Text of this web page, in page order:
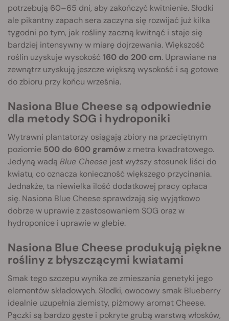
potrzebują 60–65 dni, aby zakończyć kwitnienie. Słodki
ale pikantny zapach sera zaczyna się rozwijać już kilka
tygodni po tym, jak rośliny zaczną kwitnąć i staje się
bardziej intensywny w miarę dojrzewania. Większość
roślin uzyskuje wysokość 160 do 200 cm. Uprawiane na
zewnątrz uzyskują jeszcze większą wysokość i są gotowe
do zbioru przy końcu września.
Nasiona Blue Cheese są odpowiednie
dla metody SOG i hydroponiki
Wytrawni plantatorzy osiągają zbiory na przeciętnym
poziomie 500 do 600 gramówz metra kwadratowego.
Jedyną wadą Blue Cheese jest wyższy stosunek liści do
kwiatu, co oznacza konieczność większego przycinania.
Jednakże, ta niewielka ilość dodatkowej pracy opłaca
się. Nasiona Blue Cheese sprawdzają się wyjątkowo
dobrze w uprawie z zastosowaniem SOG oraz w
hydroponice i uprawie w glebie.
Nasiona Blue Cheese produkują piękne
rośliny z błyszczącymi kwiatami
Smak tego szczepu wynika ze zmieszania genetyki jego
elementów składowych. Słodki, owocowy smak Blueberry
idealnie uzupełnia ziemisty, piżmowy aromat Cheese.
Pączki są bardzo gęste i pokryte grubą warstwą włosków,